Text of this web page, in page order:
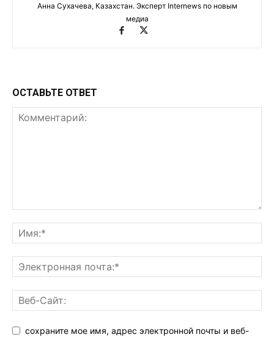
Анна Сухачева, Казахстан. Эксперт Internews по новым
медиа
ОСТАВЬТЕ ОТВЕТ
сохраните мое имя, адрес электронной почты и веб-